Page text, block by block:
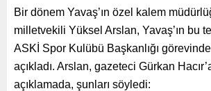
Bir dönem Yavaş’ın özel kalem
milletvekili Yüksel Arslan, Yavaş’ın bu
ASKİ Spor Kulübü Başkanlığı
açıkladı. Arslan, gazeteci Gürkan
açıklamada, şunları söyledi: